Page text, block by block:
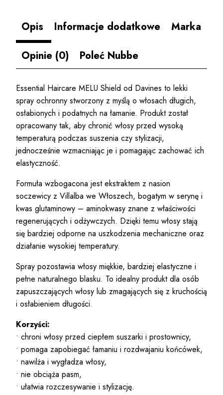
Opis Informacje dodatkowe
Marka
Opinie (0)
Poleć Nubbe
Essential Haircare MELU Shield od Davines to lekki
spray ochronny stworzony z myślą o włosach długich,
osłabionych i podatnych na łamanie. Produkt został
opracowany tak, aby chronić włosy przed wysoką
temperaturą podczas suszenia czy stylizacji,
jednocześnie wzmacniając je i pomagając zachować ich
elastyczność.
Formuła wzbogacona jest ekstraktem z nasion
soczewicy z Villalba we Włoszech, bogatym w serynę i
kwas glutaminowy – aminokwasy znane z właściwości
regenerujących i odżywczych. Dzięki temu włosy stają
się bardziej odporne na uszkodzenia mechaniczne oraz
działanie wysokiej temperatury.
Spray pozostawia włosy miękkie, bardziej elastyczne i
pełne naturalnego blasku. To idealny produkt dla osób
zapuszczających włosy lub zmagających się z kruchością
i osłabieniem długości.
Korzyści:
• chroni włosy przed ciepłem suszarki i prostownicy,
• pomaga zapobiegać łamaniu i rozdwajaniu końcówek,
• nawilża i wygładza włosy,
• nie obciąża pasm,
• ułatwia rozczesywanie i stylizację.